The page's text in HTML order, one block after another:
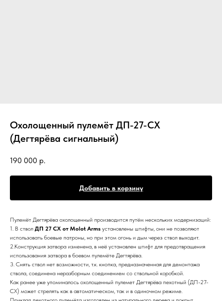
Охолощенный пулемёт ДП-27-СХ
(Дегтярёва сигнальный)
190 000 р.
Добавить в корзину
Пулемёт Дегтярёва охолощенный производится путём нескольких модернизаций:
1. В ствол ДП 27 СХ от Molot Arms установлены штифты, они не позволяют
использовать боевые патроны, но при этом огонь и дым через ствол выходит.
2.Конструкция затвора изменена, в неё установлен штифт для предотвращения
использования затвора в боевом пулемёте Дегтярёва.
3. Снять ствол нет возможности, т.к. кнопка, предназначенная для демонтажа
ствола, соединена неразборным соединением со ствольной коробкой.
Как ранее уже упоминалось охолощенный пулемет Дегтярёва пехотный (ДП-27-
СХ) может стрелять как в автоматическом, так и в одиночном режиме.